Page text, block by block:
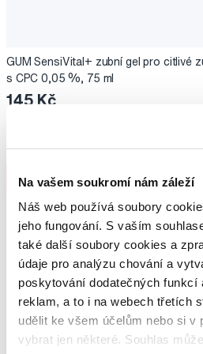
Na vašem soukromí nám záleží
Náš web používá soubory
jeho fungování. S vaším
také další soubory cookies a
údaje pro analýzu chování a
poskytování dodatečných funkcí
reklam, a to i na webech třetích
udělit ke všem účelům nebo si v
vybrat jen některé. Souhlas
GUM SensiVital+ zubní gel pro citlivé
s CPC 0,05 %, 75 ml
145 Kč
Do košíku
Ihned na
Vybrané dotazy a